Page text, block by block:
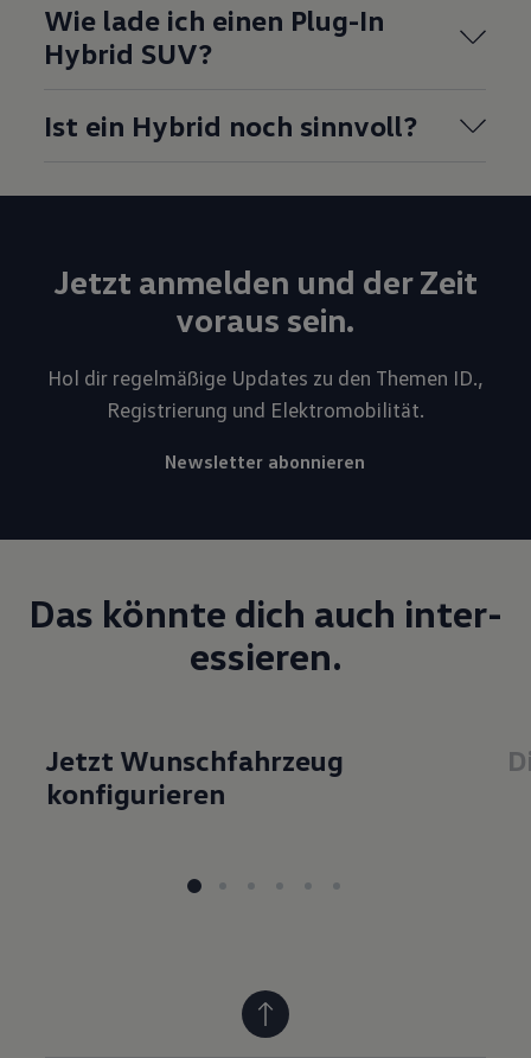
Wie lade ich einen Plug-In
Hybrid SUV?
Ist ein Hybrid noch sinnvoll?
Jetzt anmelden und der Zeit
voraus sein.
Hol dir regelmäßige Updates zu den Themen ID.,
Registrierung und Elektromobilität.
Newsletter abonnieren
Das könnte dich auch inter­
essieren.
Jetzt Wunschfahrzeug
konfigurieren